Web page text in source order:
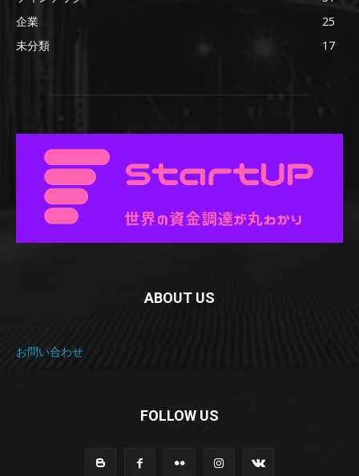
企業
25
未分類
17
ABOUT US
お問い合わせ
FOLLOW US